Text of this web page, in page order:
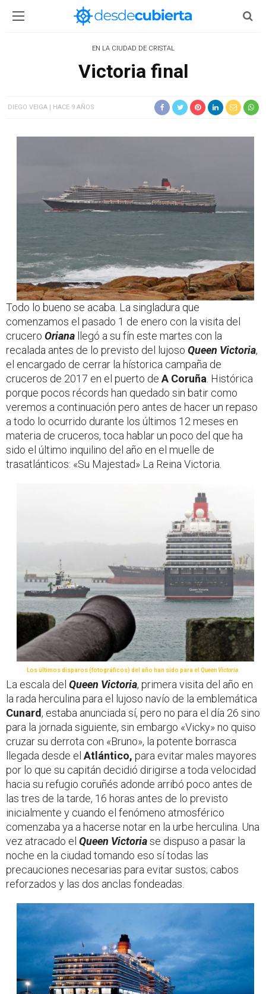
EN LA CIUDAD DE CRISTAL
Victoria final
DIEGO VEIGA HACE 9 AÑOS
Todo lo bueno se acaba. La singladura que
comenzamos el pasado 1 de enero con la visita del
crucero Oriana llegó a su fín este martes con la
recalada antes de lo previsto del lujoso Queen Victoria,
el encargado de cerrar la hístorica campaña de
cruceros de 2017 en el puerto de A Coruña. Histórica
porque pocos récords han quedado sin batir como
veremos a continuación pero antes de hacer un repaso
a todo lo ocurrido durante los últimos 12 meses en
materia de cruceros, toca hablar un poco del que ha
sido el último inquilino del año en el muelle de
trasatlánticos: «Su Majestad» La Reina Victoria.
Los últimos disparos (fotográficos) del año han sido para el Queen Victoria.
La escala del Queen Victoria, primera visita del año en
la rada herculina para el lujoso navío de la emblemática
Cunard, estaba anunciada sí, pero no para el día 26 sino
para la jornada siguiente, sin embargo «Vicky» no quiso
cruzar su derrota con «Bruno», la potente borrasca
llegada desde el Atlántico, para evitar males mayores
por lo que su capitán decidió dirigirse a toda velocidad
hacia su refugio coruñés adonde arribó poco antes de
las tres de la tarde, 16 horas antes de lo previsto
inicialmente y cuando el fenómeno atmosférico
comenzaba ya a hacerse notar en la urbe herculina. Una
vez atracado el Queen Victoriase dispuso a pasar la
noche en la ciudad tomando eso sí todas las
precauciones necesarias para evitar sustos; cabos
reforzados y las dos anclas fondeadas.